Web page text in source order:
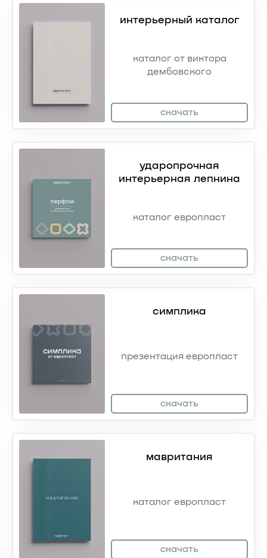
интерьерный каталог
каталог от виктора
дембовского
скачать
ударопрочная
интерьерная лепнина
каталог европласт
скачать
симплика
презентация европласт
скачать
мавритания
каталог европласт
скачать